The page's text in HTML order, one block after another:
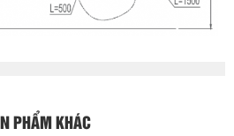
PHẨM KHÁC